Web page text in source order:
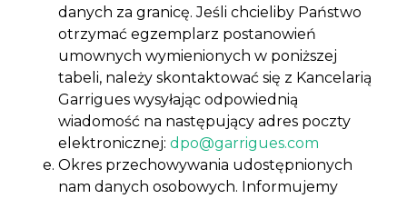
danych za granicę. Jeśli chcieliby Państwo
otrzymać egzemplarz postanowień
umownych wymienionych w poniższej
tabeli, należy skontaktować się z Kancelarią
Garrigues wysyłając odpowiednią
wiadomość na następujący adres poczty
elektronicznej: dpo@garrigues.com
Okres przechowywania udostępnionych
nam danych osobowych. Informujemy